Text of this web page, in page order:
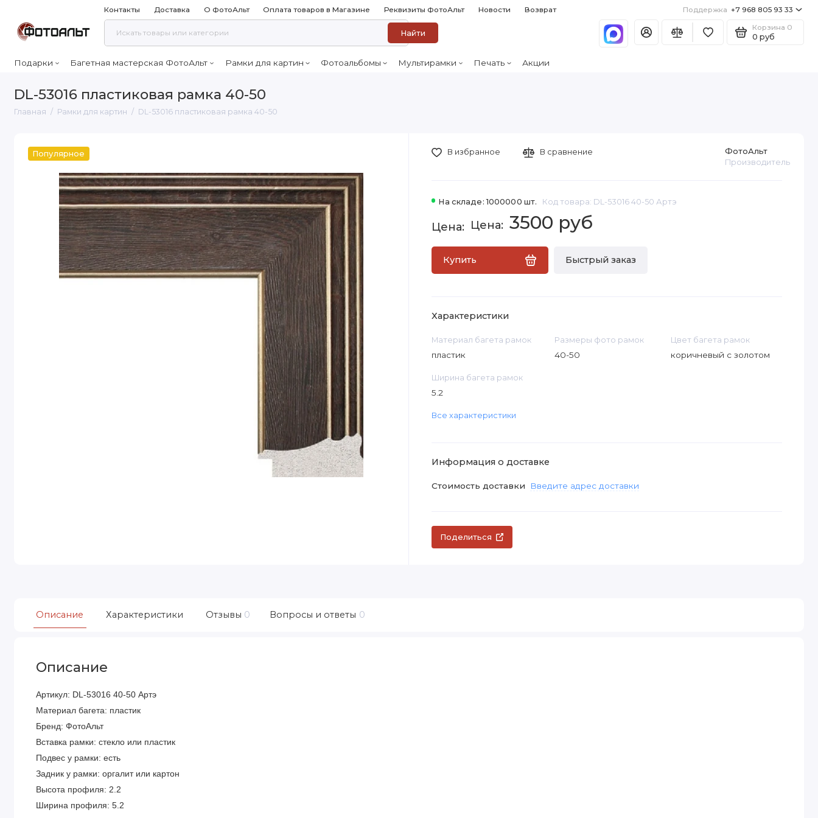
Контакты Доставка О ФотоАльт Оплата товаров в Магазине Реквизиты ФотоАльт Новости Возврат Поддержка +7 968 805 93 33
Найти
Корзина 0
0 руб
Подарки Багетная мастерская ФотоАльт Рамки для картин Фотоальбомы Мультирамки Печать Акции
DL-53016 пластиковая рамка 40-50
Главная Рамки для картин DL-53016 пластиковая рамка 40-50
Популярное
На складе: 1000000 шт. Код товара: DL-53016 40-50 Артэ
ФотоАльт
Производитель
3500 руб
Купить Быстрый заказ
В избранное В сравнение
Характеристики
Материал багета рамок
пластик
Размеры фото рамок
40-50
Цвет багета рамок
коричневый с золотом
Ширина багета рамок
5.2
Все характеристики
Информация о доставке
Стоимость доставки Введите адрес доставки
Поделиться
Описание Характеристики Отзывы 0 Вопросы и ответы 0
Описание
Артикул: DL-53016 40-50 Артэ
Материал багета: пластик
Бренд: ФотоАльт
Вставка рамки: стекло или пластик
Подвес у рамки: есть
Задник у рамки: оргалит или картон
Высота профиля: 2.2
Ширина профиля: 5.2